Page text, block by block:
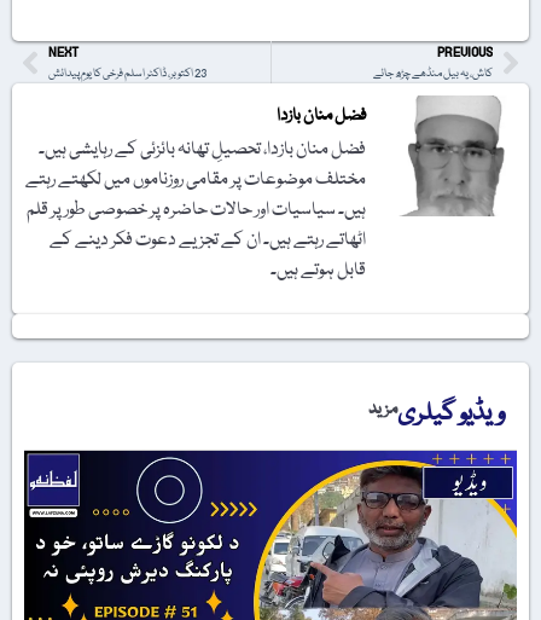
PREVIOUS
کاش، یہ بیل منڈھے چڑھ جائے
NEXT
23 اکتوبر، ڈاکٹر اسلم فرخی کا یومِ پیدائش
فضل منان بازدا
فضل منان بازدا، تحصیلِ تھانہ بائزئی کے رہایشی ہیں۔
مختلف موضوعات پر مقامی روزناموں میں لکھتے رہتے
ہیں۔ سیاسیات اور حالات حاضرہ پر خصوصی طور پر قلم
اٹھاتے رہتے ہیں۔ ان کے تجزیے دعوت فکر دینے کے
قابل ہوتے ہیں۔
ویڈیو گیلریمزید